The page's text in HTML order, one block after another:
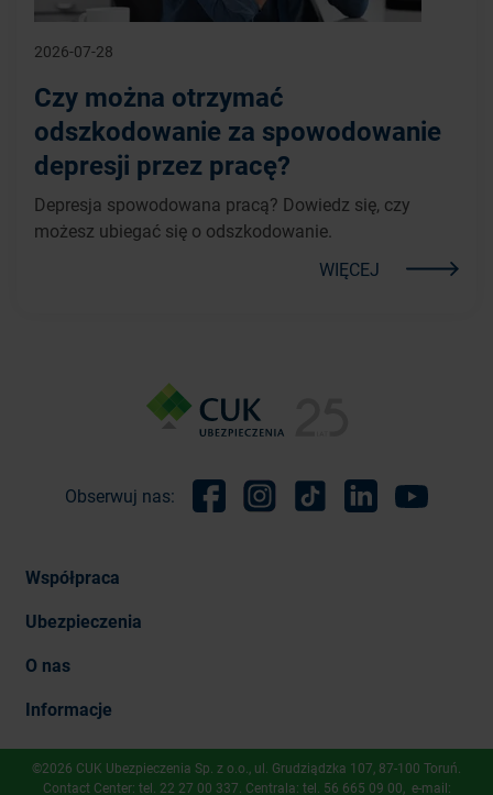
2026-07-28
Czy można otrzymać
odszkodowanie za spowodowanie
depresji przez pracę?
Depresja spowodowana pracą? Dowiedz się, czy
możesz ubiegać się o odszkodowanie.
WIĘCEJ
Obserwuj nas:
Współpraca
Ubezpieczenia
O nas
Informacje
©2026 CUK Ubezpieczenia Sp. z o.o., ​ul. Grudziądzka 107, 87-100 Toruń.
Contact Center: tel. 22 27 00 337 . Centrala: tel. 56 665 09 00 , e-mail: